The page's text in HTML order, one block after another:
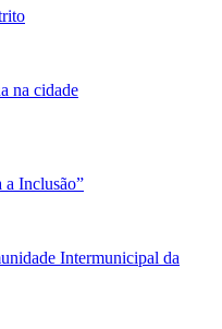
na cidade
a Inclusão”
Intermunicipal da